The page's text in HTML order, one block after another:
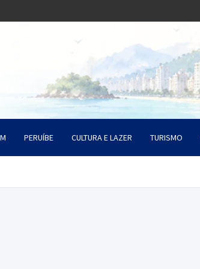
Litoral SP
PERUÍBE CULTURA E LAZER TURISMO